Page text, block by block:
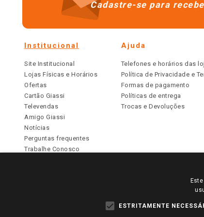
Cadastre-se para
Institucional
Site Institucional
Lojas Físicas e Horários
Ofertas
Cartão Giassi
Televendas
Amigo Giassi
Notícias
Perguntas frequentes
Trabalhe Conosco
Ajuda
Telefones e horários das
Política de Privacidade e
Formas de pagamento
Políticas de entrega
Trocas e Devoluções
PARA VER OS PREÇOS DA SUA REGIÃO,
TODOS OS PREÇOS E CONDIÇÕES COMERCIAIS
ESTRITAMENTE